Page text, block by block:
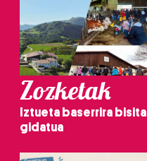
Zozketak
Iztueta baserrira bisita
gidatua